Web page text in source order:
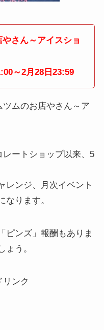
さん～アイスショ
～2月28日23:59
ムのお店やさん～ア
ートショップ以来、5
レンジ、月次イベント
なります。
ピンズ」報酬もありま
ょう。
リンク